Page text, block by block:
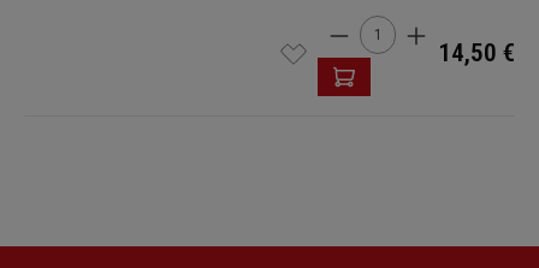
Produkt Anzahl: Gib
14,50 €